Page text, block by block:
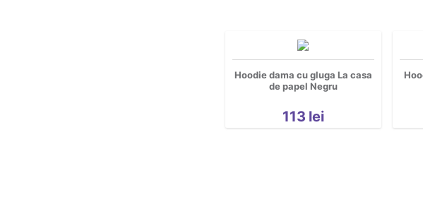
Hoodie dama cu gluga La casa
de papel Negru
113 lei